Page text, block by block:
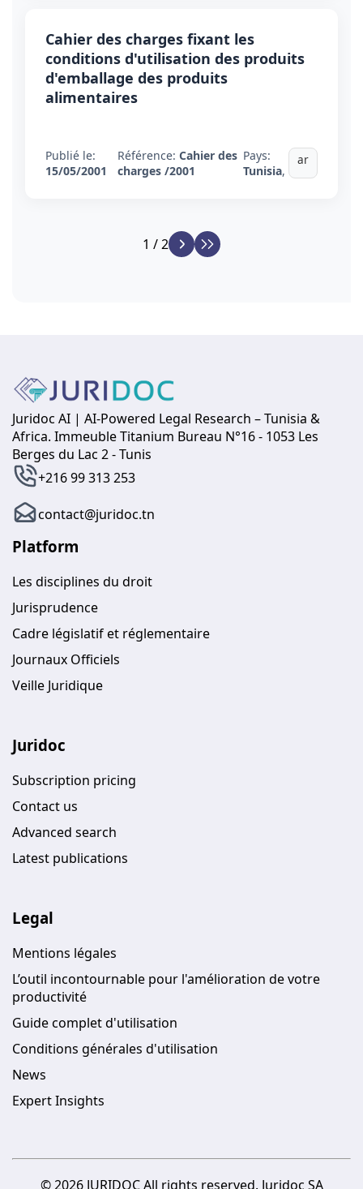
Cahier des charges fixant les
conditions d'utilisation des produits
d'emballage des produits
alimentaires
Publié le:
15/05/2001
Référence: Cahier des
charges /2001
Pays:
Tunisia,
ar
1 / 2
Juridoc AI | AI-Powered Legal Research – Tunisia &
Africa. Immeuble Titanium Bureau N°16 - 1053 Les
Berges du Lac 2 - Tunis
+216 99 313 253
contact@juridoc.tn
Platform
Les disciplines du droit
Jurisprudence
Cadre législatif et réglementaire
Journaux Officiels
Veille Juridique
Juridoc
Subscription pricing
Contact us
Advanced search
Latest publications
Legal
Mentions légales
L’outil incontournable pour l'amélioration de votre
productivité
Guide complet d'utilisation
Conditions générales d'utilisation
News
Expert Insights
© 2026 JURIDOC All rights reserved. Juridoc SA